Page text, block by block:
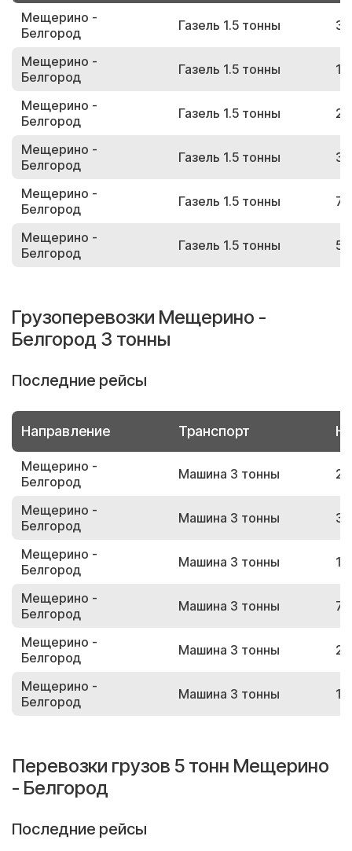
Мещерино -
Белгород
Газель 1.5 тонны
Мещерино -
Белгород
Газель 1.5 тонны
Мещерино -
Белгород
Газель 1.5 тонны
Мещерино -
Белгород
Газель 1.5 тонны
Мещерино -
Белгород
Газель 1.5 тонны
Мещерино -
Белгород
Газель 1.5 тонны
Грузоперевозки Мещерино -
Белгород 3 тонны
Последние рейсы
Направление Транспорт
Мещерино -
Белгород
Машина 3 тонны
Мещерино -
Белгород
Машина 3 тонны
Мещерино -
Белгород
Машина 3 тонны
Мещерино -
Белгород
Машина 3 тонны
Мещерино -
Белгород
Машина 3 тонны
Мещерино -
Белгород
Машина 3 тонны
Перевозки грузов 5 тонн Мещерино
- Белгород
Последние рейсы